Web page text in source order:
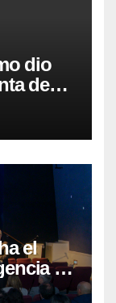
dio
de
la
el
en